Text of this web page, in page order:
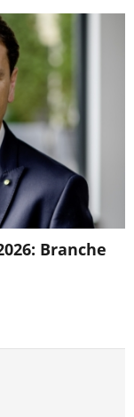
Branche